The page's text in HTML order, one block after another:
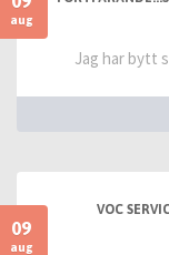
aug
Jag har bytt
09
aug
VOC